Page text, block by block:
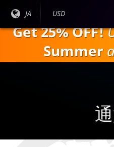
へ
キ
現在
語：
JA
現在の
USD
Get 25% OFF!
Summer